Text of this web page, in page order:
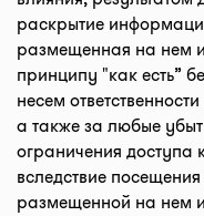
раскрытие
размещенная на нем
принципу "как есть”
несем
а также за любые
ограничения доступа
вследствие
размещенной на нем